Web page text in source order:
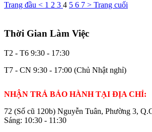
Trang đầu < 1 2 3 4 5 6 7 > Trang cuối
Thời Gian Làm Việc
T2 - T6 9:30 - 17:30
T7 - CN 9:30 - 17:00 (Chủ Nhật nghỉ)
NHẬN TRẢ BẢO HÀNH TẠI ĐỊA CHỈ:
72 (Số cũ 120b) Nguyễn Tuân, Phường 3,
Sáng: 10:30 - 11:30